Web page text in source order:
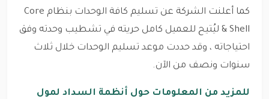
كما أعلنت الشركة عن تسليم كافة الوحدات بنظام Core
& Shell ليُتيح للعميل كامل حريته في تشطيب وحدته وفق
احتياجاته ، وقد حددت موعد تسليم الوحدات خلال ثلاث
سنوات ونصف من الآن.
للمزيد من المعلومات حول أنظمة السداد لمول